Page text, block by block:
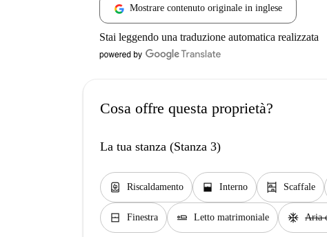
Mostrare contenuto originale in inglese
Stai leggendo una traduzione automatica realizzata
Cosa offre questa proprietà?
La tua stanza (Stanza 3)
water_heater Riscaldamento window_open Interno shelves Scaffale
window_closed Finestra airline_seat_flat Letto matrimoniale ac_unit Aria